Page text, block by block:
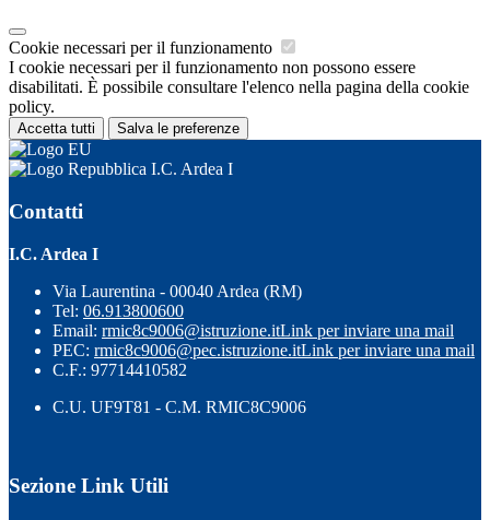
Cookie necessari per il funzionamento
I cookie necessari per il funzionamento non possono essere
disabilitati. È possibile consultare l'elenco nella pagina della cookie
policy.
Accetta tutti Salva le preferenze
I.C. Ardea I
Contatti
I.C. Ardea I
Via Laurentina - 00040 Ardea (RM)
Tel: 06.913800600
Email: rmic8c9006@istruzione.itLink per inviare una mail
PEC: rmic8c9006@pec.istruzione.itLink per inviare una mail
C.F.: 97714410582
C.U. UF9T81 - C.M. RMIC8C9006
Sezione Link Utili